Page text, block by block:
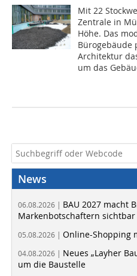
Mit 22
Zentrale in
Höhe. Das
Bürogebäude
Architektur
um das
News
06.08.2026 | BAU 2027 macht
Markenbotschaftern sichtbar
05.08.2026 | Online-Shopping
04.08.2026 | Neues „Layher
um die Baustelle